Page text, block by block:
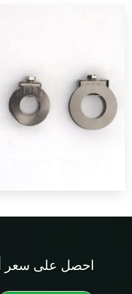
احصل على سعر